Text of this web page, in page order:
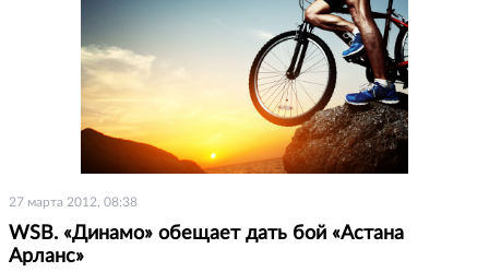
27 марта 2012, 08:38
WSB. «Динамо» обещает дать бой «Астана
Арланс»